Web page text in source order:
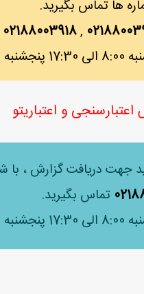
ها تماس بگیرید.
,
02188003918
و اعتباریتو
جهت دریافت گزارش ، با
تماس بگیرید.